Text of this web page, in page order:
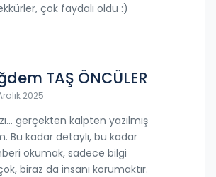
çok faydalı oldu :)
TAŞ ÖNCÜLER
2025
gerçekten kalpten yazılmış
Bu kadar detaylı, bu kadar
okumak, sadece bilgi
biraz da insanı korumaktır.